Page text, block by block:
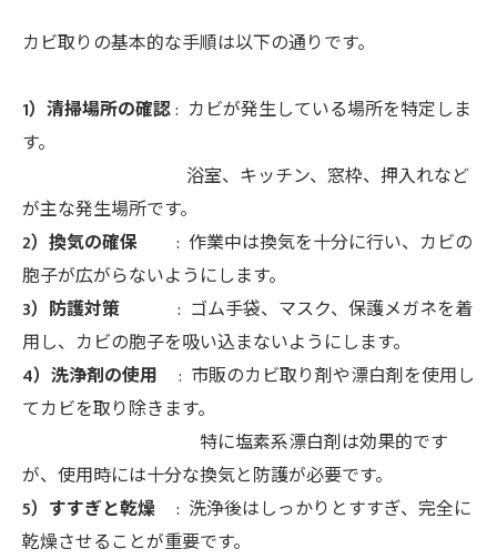
カビ取りの基本的な手順は以下の通りです。
1）清掃場所の確認: カビが発生している場所を特定しま
す。
浴室、キッチン、窓枠、押入れなど
が主な発生場所です。
2）換気の確保 : 作業中は換気を十分に行い、カビの
胞子が広がらないようにします。
3）防護対策
: ゴム手袋、マスク、保護メガネを着
用し、カビの胞子を吸い込まないようにします。
4）洗浄剤の使用 : 市販のカビ取り剤や漂白剤を使用し
てカビを取り除きます。
特に塩素系漂白剤は効果的です
が、使用時には十分な換気と防護が必要です。
5）すすぎと乾燥 : 洗浄後はしっかりとすすぎ、完全に
乾燥させることが重要です。